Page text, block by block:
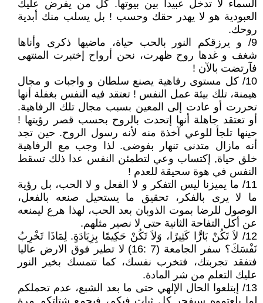
السماء لا تدخل عبيدا بين بيوتها. كل من يفرض عليك
العبودية هو لا يهدر حقك وحسب ! بل يسلب منك أبدية
روحك.
9/ و يرزقكم النور بالحب حياة، ماضيها ذكرى وأناها
شغف و غدها روح ظهرت، نحن أرواح إختبرت المنتهى
فآرتضت بالآن !
10/ كل مستوى رفاهية يصنع سلطان و واجبات و مجال
هيمنة، تلك بيئة عمل النفس ! تعتقد فيه النفس بغفلة أنها
تحررت أو عادت إلى المعين بسبب مجال تلك الرفاهية.
أو تعتقد جاهلة أنها إتحدت بالروح بحسب قصر رؤيتها !
حينها تلجأ للوعي آخذة منه لأنه رسول الروح. حين تجد
أنه مازال متدنى تنهار بفوضى. لذا وجب مع الرفاهية
خلق حياة, إكتساب وعي لتطمئن النفس عدا ذلك تسقط
النفس في هوة سحيقة للعدم !
11/ ما يميزنا ليس التفكر و لا الفعل و لا الحب، بل رؤية
ما لا يرى بالفكر، تحقيق ما يستحيل صنعه بالفعل،
الوصول للرضا بموت الذوبان بعد الحب، لهذا هرع ليمنعه
عن أكل التفاحة الثانية حتى لا نصير مثلهم.
12/ لاَ تَكُنْ بَارًّا كَثِيرًا، وَلاَ تَكُنْ حَكِيمًا بِزِيَادَةٍ. لِمَاذَا تَخْرِبُ
نَفْسَكَ؟ سفر الجامعة (7 :16) لا تطير فوق الارض عاليا
فتفقد تجربتك، فتخرب نفسك، كما تتمسك بخير النور
عليك التعلم من شر المادة.
13/ إبتلعوا الحال الإلهي حتى ما بعد الشبع، عدم تحملكم